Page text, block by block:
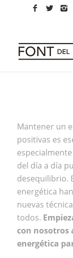
Mantener un
positivas es
del día a día
desequilibrio.
energética
nuevas
todos.
con nosotros
energética